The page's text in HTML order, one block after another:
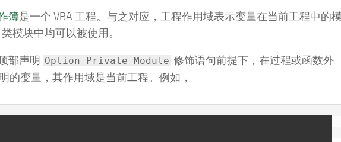
簿是一个 VBA 工程。与之对应，工程作用域表示变量在当前工程中的
模块中均可以被使用。
部声明 Option Private Module 修饰语句前提下，在过程或函数外
的变量，其作用域是当前工程。例如，